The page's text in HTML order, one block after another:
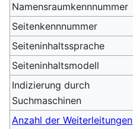
Namensraumkennnummer
Seitenkennnummer
Seiteninhaltssprache
Seiteninhaltsmodell
Indizierung durch
Suchmaschinen
Anzahl der Weiterleitungen